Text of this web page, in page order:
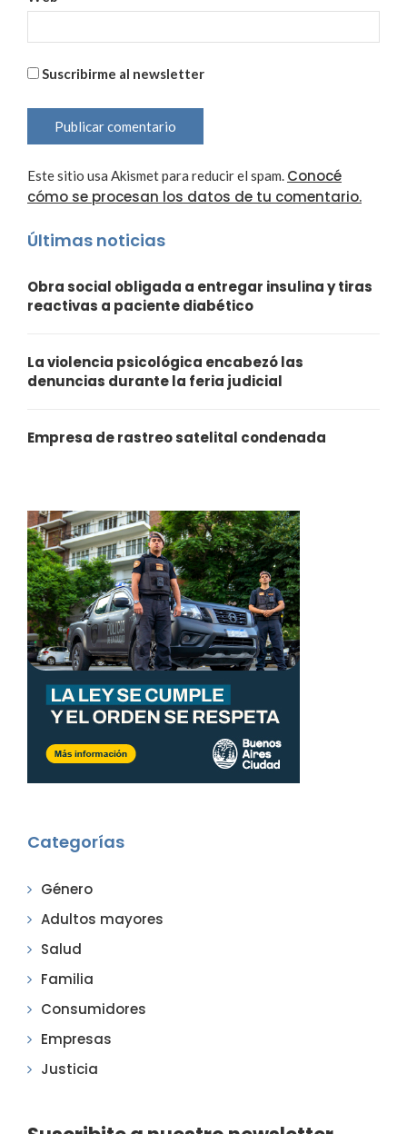
Suscribirme al newsletter
Este sitio usa Akismet para reducir el spam. Conocé
cómo se procesan los datos de tu comentario.
Últimas noticias
Obra social obligada a entregar insulina y tiras
reactivas a paciente diabético
La violencia psicológica encabezó las
denuncias durante la feria judicial
Empresa de rastreo satelital condenada
Categorías
Género
Adultos mayores
Salud
Familia
Consumidores
Empresas
Justicia